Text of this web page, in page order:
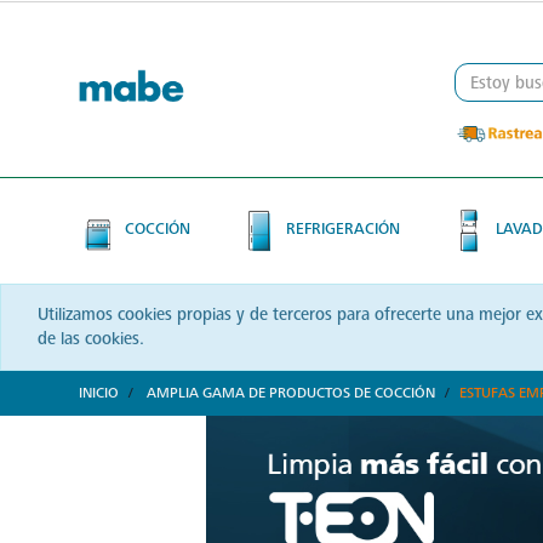
COCCIÓN REFRIGERACIÓN
Utilizamos cookies propias y de terceros para ofrecerte una mejor
de las cookies.
INICIO AMPLIA GAMA DE PRODUCTOS DE COCCIÓN ESTUFAS